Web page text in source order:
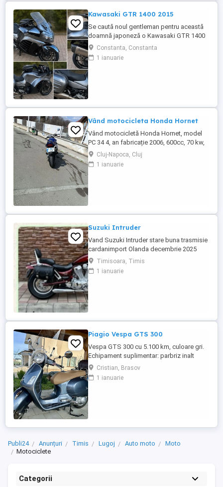
Kawasaki GTR 1400 2015
Se caută noul gentleman pentru această
doamnă japoneză o Kawasaki GTR 1400
care încă întoarce priviri și iubește
kilometrii. A fost răsfățată, întreținută la
timp și tratată cu respect. O dau doar
Constanta, Constanta
1 ianuarie
Vând motocicleta Honda Hornet
Vând motocicletă Honda Hornet, model
PC 34 4, an fabricație 2006, 600cc, 70 kw,
98 cp, inspecție tehnică valabilă până în
august 2027 . Preț 1900 euro
Cluj-Napoca, Cluj
1 ianuarie
Suzuki Intruder
Vand Suzuki Intruder stare buna trasmisie
cardanimport Olanda decembrie 2025
inmatriculat RO IN FEBRUARIE Nu raspund
la mesaje.Schimb cu ATV plus sau minus
diferenta
Timisoara, Timis
1 ianuarie
Piagio Vespa GTS 300
Vespa GTS 300 cu 5.100 km, culoare gri.
Echipament suplimentar: parbriz inalt
Faco (montat 2026), geanta portbagaj
Classic; prelungitor scarite pasager;
suspensie fata Bitubo si frane fata spate
Cristian, Brasov
1 ianuarie
Publi24 Anunțuri Timis Lugoj Auto moto
Moto
Motociclete
Categorii